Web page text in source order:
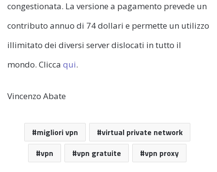
congestionata. La versione a pagamento prevede un
contributo annuo di 74 dollari e permette un utilizzo
illimitato dei diversi server dislocati in tutto il
mondo. Clicca qui.
Vincenzo Abate
migliori vpn
virtual private network
vpn
vpn gratuite vpn proxy